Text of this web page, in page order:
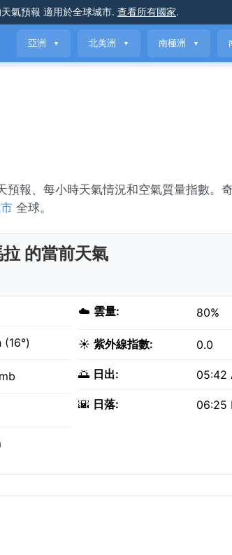
氣預報 適用於全球城市. 查看所有國家.
亞洲 ▼ 北美洲 ▼ 南極洲 ▼
報、每小時天氣情況和空氣質量指數。
全球。
的當前天氣
☁️ 雲量: 80%
☀️ 紫外線指數: 0.0
🌅 日出: 05:42
🌇 日落: 06:25